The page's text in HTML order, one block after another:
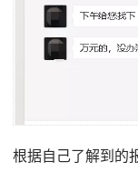
根据自己了解到的